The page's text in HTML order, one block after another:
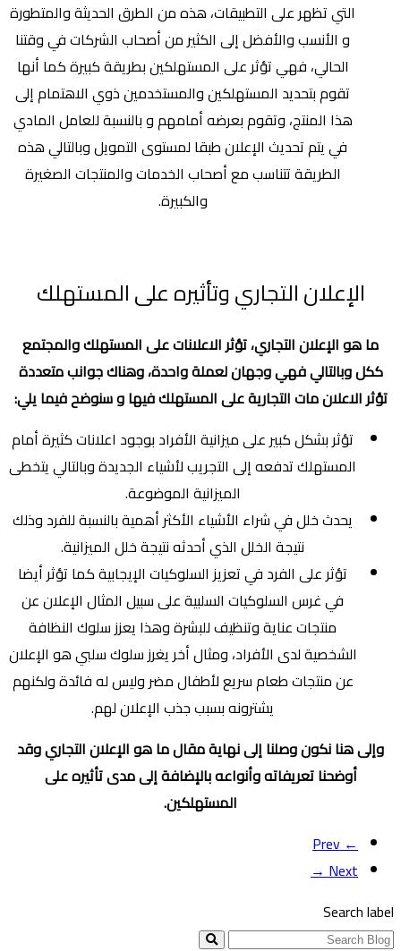
التي تظهر على التطبيقات، هذه من الطرق الحديثة والمتطورة
و الأنسب والأفضل إلى الكثير من أصحاب الشركات في وقتنا
الحالي، فهي تؤثر على المستهلكين بطريقة كبيرة كما أنها
تقوم بتحديد المستهلكين والمستخدمين ذوي الاهتمام إلى
هذا المنتج، وتقوم بعرضه أمامهم و بالنسبة للعامل المادي
في يتم تحديث الإعلان طبقا لمستوى التمويل وبالتالي هذه
الطريقة تتناسب مع أصحاب الخدمات والمنتجات الصغيرة
والكبيرة.
الإعلان التجاري وتأثيره على المستهلك
ما هو الإعلان التجاري، تؤثر الاعلانات على المستهلك والمجتمع
ككل وبالتالي فهي وجهان لعملة واحدة، وهناك جوانب متعددة
تؤثر الاعلان مات التجارية على المستهلك فيها و سنوضح فيما يلي:
تؤثر بشكل كبير على ميزانية الأفراد بوجود اعلانات كثيرة أمام
المستهلك تدفعه إلى التجريب لأشياء الجديدة وبالتالي يتخطى
الميزانية الموضوعة.
يحدث خلل في شراء الأشياء الأكثر أهمية بالنسبة للفرد وذلك
نتيجة الخلل الذي أحدثه نتيجة خلل الميزانية.
تؤثر على الفرد في تعزيز السلوكيات الإيجابية كما تؤثر أيضا
في غرس السلوكيات السلبية على سبيل المثال الإعلان عن
منتجات عناية وتنظيف للبشرة وهذا يعزز سلوك النظافة
الشخصية لدى الأفراد، ومثال أخر يغرز سلوك سلبي هو الإعلان
عن منتجات طعام سريع لأطفال مضر وليس له فائدة ولكنهم
يشترونه بسبب جذب الإعلان لهم.
وإلى هنا نكون وصلنا إلى نهاية مقال ما هو الإعلان التجاري وقد
أوضحنا تعريفاته وأنواعه بالإضافة إلى مدى تأثيره على
المستهلكين.
← Prev
Next →
Search label